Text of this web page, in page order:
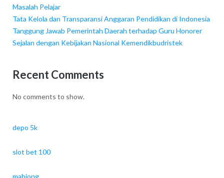
Masalah Pelajar
Tata Kelola dan Transparansi Anggaran Pendidikan di Indonesia
Tanggung Jawab Pemerintah Daerah terhadap Guru Honorer
Sejalan dengan Kebijakan Nasional Kemendikbudristek
Recent Comments
No comments to show.
depo 5k
slot bet 100
mahjong